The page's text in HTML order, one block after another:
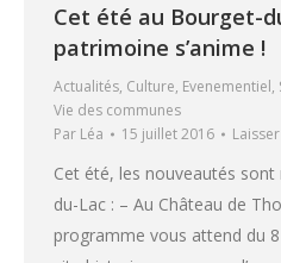
Cet été au Bourget-
patrimoine s’anime !
Actualités, Culture, Evenementiel,
Vie des communes
Par Léa 15 juillet 2016
Cet été, les nouveautés
du-Lac : – Au Château de
programme vous attend du